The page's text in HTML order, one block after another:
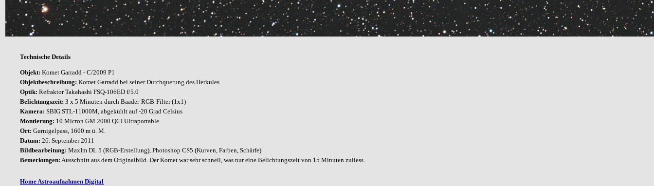
Technische Details
Objekt: Komet Garradd - C/2009 P1
Objektbeschreibung: Komet Garradd bei seiner Durchquerung des Herkules
Optik: RefraktorTakahashi FSQ-106ED f/5.0
Belichtungszeit: 3 x 5 Minuten durch Baader-RGB-Filter (1x1)
Kamera: SBIG STL-11000M, abgekühlt auf -20 Grad Celsius
Montierung: 10 Micron GM 2000 QCI Ultraportable
Ort: Gurnigelpass, 1600 m ü. M.
Datum: 26. September 2011
Bildbearbeitung: MaxIm DL 5 (RGB-Erstellung), Photoshop CS5 (Kurven, Farben, Schärfe)
Bemerkungen: Ausschnitt aus dem Originalbild. Der Komet war sehr schnell, was nur eine Belichtungszeit von 15 Minuten zuliess.
Home Astroaufnahmen Digital